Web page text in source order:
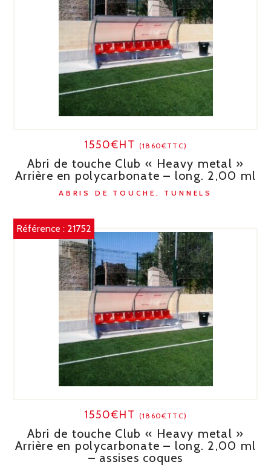
1550€HT (1860€TTC)
Abri de touche Club « Heavy metal »
Arrière en polycarbonate – long. 2,00 ml
ABRIS DE TOUCHE, TUNNELS
Référence : 21752
1550€HT (1860€TTC)
Abri de touche Club « Heavy metal »
Arrière en polycarbonate – long. 2,00 ml
– assises coques